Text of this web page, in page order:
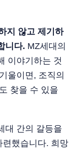
지 않고 제기하
니다. MZ세대의
이야기하는 것
울이면, 조직의
찾을 수 있을
대 간의 갈등을
련했습니다. 희망